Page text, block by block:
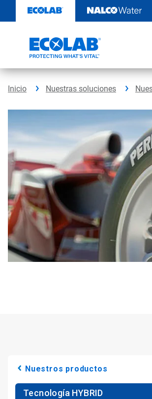
contenido
Inicio Nuestras soluciones
Nuestros productos
Tecnología HYBRID